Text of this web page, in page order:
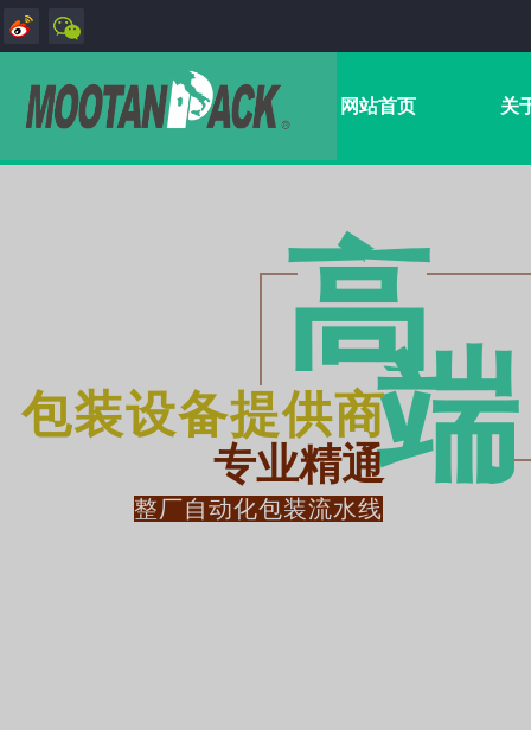
网站首页 关
包装设备提供商
高
专业精通端​
整厂自动化包装流水线